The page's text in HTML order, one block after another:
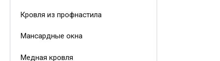
Кровля из профнастила
Мансардные окна
Медная кровля